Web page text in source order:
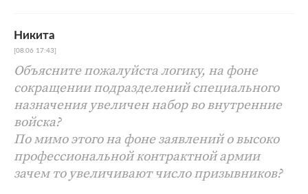
Никита
[08.06 17:43]
Объясните пожалуйста логику, на фоне
сокращении подразделений специального
назначения увеличен набор во внутренние
войска?
По мимо этого на фоне заявлений о высоко
профессиональной контрактной армии
зачем то увеличивают число призывников?